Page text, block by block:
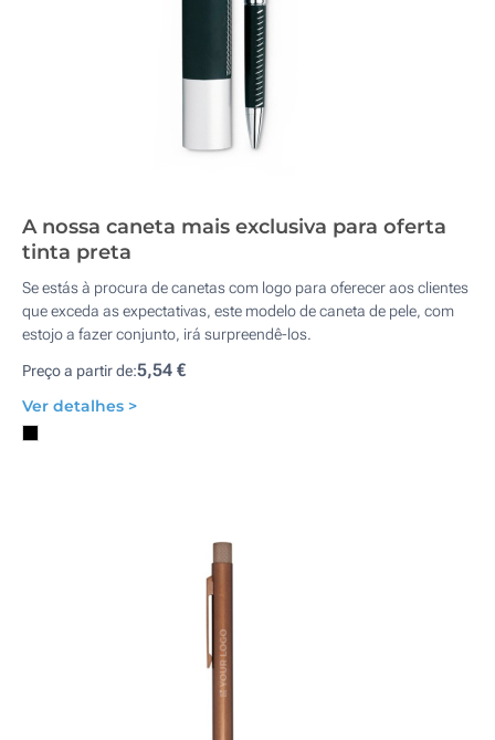
A nossa caneta mais exclusiva para oferta
tinta preta
Se estás à procura de canetas com logo para oferecer aos clientes
que exceda as expectativas, este modelo de caneta de pele, com
estojo a fazer conjunto, irá surpreendê-los.
Preço a partir de:5,54 €
Ver detalhes >